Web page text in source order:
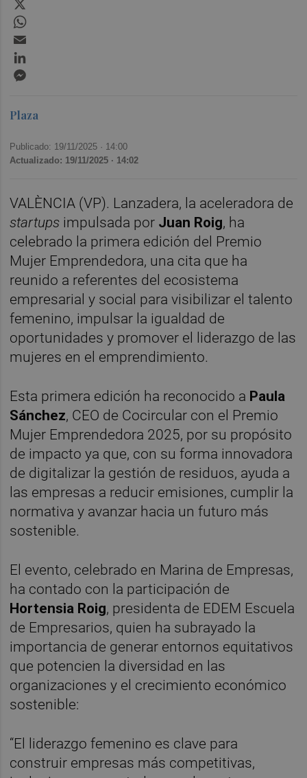
Plaza
Publicado: 19/11/2025 · 14:00
Actualizado: 19/11/2025 · 14:02
VALÈNCIA (VP). Lanzadera, la aceleradora de
startups impulsada por Juan Roig, ha
celebrado la primera edición del Premio
Mujer Emprendedora, una cita que ha
reunido a referentes del ecosistema
empresarial y social para visibilizar el talento
femenino, impulsar la igualdad de
oportunidades y promover el liderazgo de las
mujeres en el emprendimiento.
Esta primera edición ha reconocido a Paula
Sánchez, CEO de Cocircular con el Premio
Mujer Emprendedora 2025, por su propósito
de impacto ya que, con su forma innovadora
de digitalizar la gestión de residuos, ayuda a
las empresas a reducir emisiones, cumplir la
normativa y avanzar hacia un futuro más
sostenible.
El evento, celebrado en Marina de Empresas,
ha contado con la participación de
Hortensia Roig, presidenta de EDEM Escuela
de Empresarios, quien ha subrayado la
importancia de generar entornos equitativos
que potencien la diversidad en las
organizaciones y el crecimiento económico
sostenible:
“El liderazgo femenino es clave para
construir empresas más competitivas,